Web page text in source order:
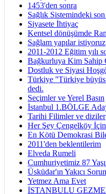
1453'den sonra
Sağlık Sistemindeki
Siyasete İhtiyaç
Kentsel dönüşümde
Sağlam yapılar istiyoruz
2011-2012 Eğitim yılı
Bağkurluya Kim Sahip
Dostluk ve Siyasi
Türkiye ''Türkiye
dedi.
Seçimler ve Yerel Basın
İstanbul 1.BÖLGE
Tarihi Filimler ve diziler
Her Şey Çengelköy İçin
En Kötü Demokrasi
2011'den beklentilerim
Elveda Rumeli
Cumhuriyetimiz 87
Üsküdar'ın Yakıcı
Yetmez Ama Evet
İSTANBULU